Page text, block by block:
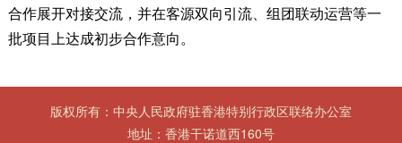
合作展开对接交流，并在客源双向引流、组团联动运营等一
批项目上达成初步合作意向。
版权所有：中央人民政府驻香港特别行政区联络办公室
地址：香港干诺道西160号